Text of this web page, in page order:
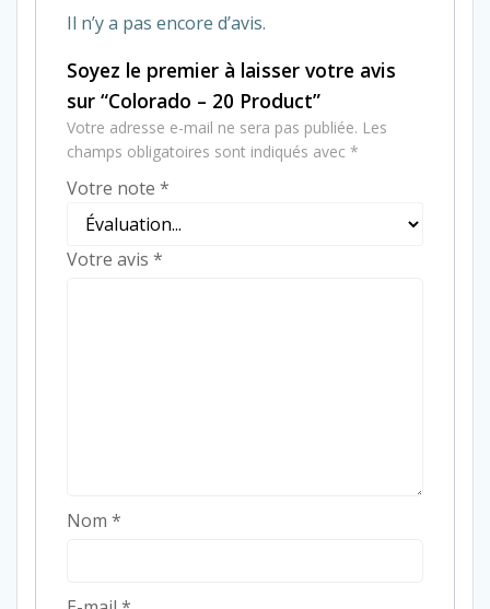
Il n’y a pas encore d’avis.
Soyez le premier à laisser votre avis
sur “Colorado – 20 Product”
Votre adresse e-mail ne sera pas publiée. Les
champs obligatoires sont indiqués avec *
Votre note *
Votre avis *
Nom *